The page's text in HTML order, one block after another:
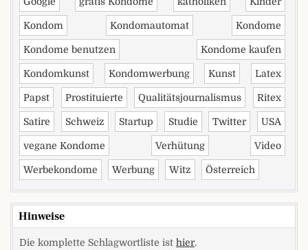
Kondom Kondomautomat Kondome
Kondome benutzen Kondome kaufen
Kondomkunst Kondomwerbung Kunst Latex
Papst Prostituierte Qualitätsjournalismus Ritex
Satire Schweiz Startup Studie Twitter USA
vegane Kondome Verhütung Video
Werbekondome Werbung Witz Österreich
Hinweise
Die komplette Schlagwortliste ist hier.